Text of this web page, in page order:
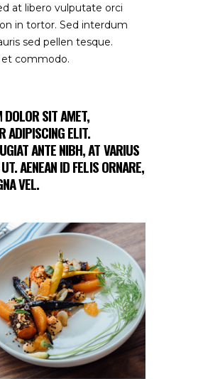
at libero vulputate orci
in tortor. Sed interdum
sed pellen tesque.
commodo.
SIT AMET,
ADIPISCING ELIT.
ANTE NIBH, AT VARIUS
AENEAN ID FELIS ORNARE,
VEL.